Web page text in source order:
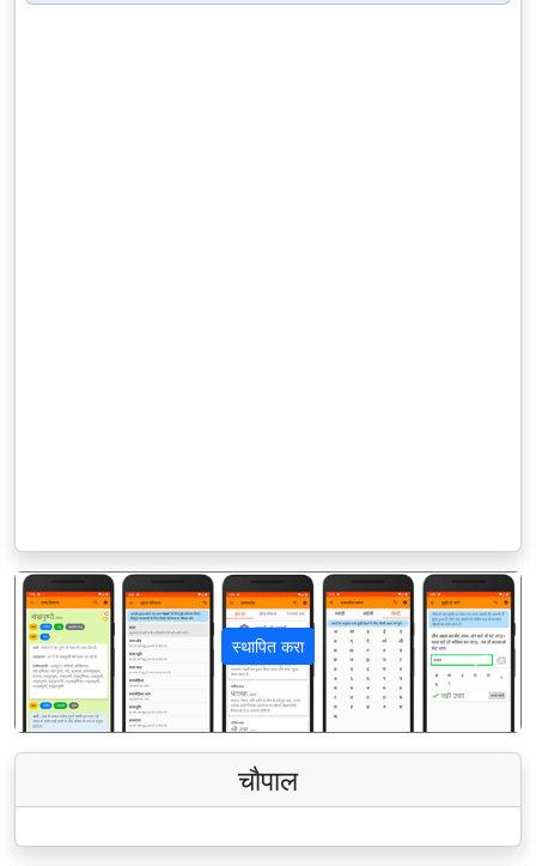
स्थापित करा
पिछला अगला
चौपाल